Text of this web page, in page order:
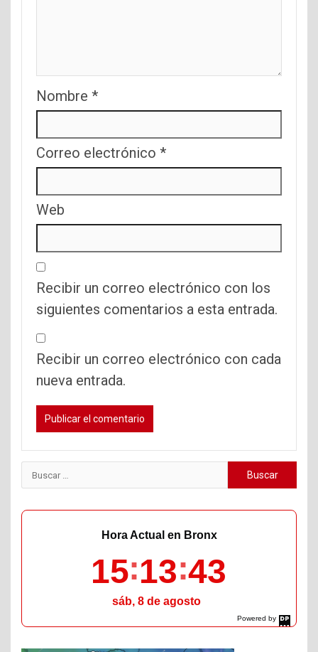
Nombre *
Correo electrónico *
Web
Recibir un correo electrónico con los
siguientes comentarios a esta entrada.
Recibir un correo electrónico con cada
nueva entrada.
Buscar:
Powered by
DaysPedia.com
Hora Actual en Bronx
15 13 44
sáb, 8 de agosto